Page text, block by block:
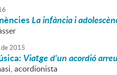
La infància i
de2015
Viatge d'un acordió
acordionista